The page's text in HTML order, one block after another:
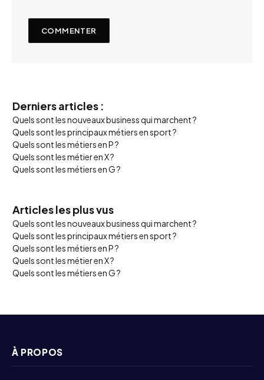
Derniers articles :
Quels sont les nouveaux business qui marchent ?
Quels sont les principaux métiers en sport ?
Quels sont les métiers en P ?
Quels sont les métier en X ?
Quels sont les métiers en G ?
Articles les plus vus
Quels sont les nouveaux business qui marchent ?
Quels sont les principaux métiers en sport ?
Quels sont les métiers en P ?
Quels sont les métier en X ?
Quels sont les métiers en G ?
À PROPOS